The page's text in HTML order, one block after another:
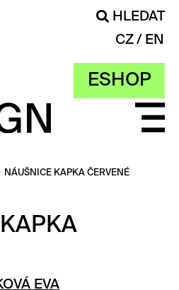
ESHOP
HLEDAT
CZ EN
NÁUŠNICE KAPKA ČERVENÉ
EVA